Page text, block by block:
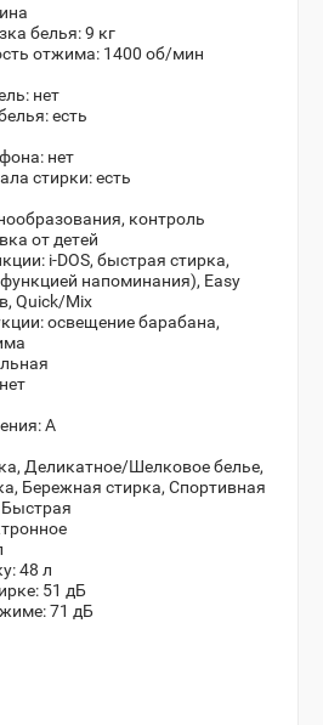
белья:9 кг
отжима: 1400 об/мин
нет
есть
нет
стирки:есть
контроль
от детей
i-DOS, быстрая стирка,
напоминания), Easy
Quick/Mix
освещение барабана,
нет
А
Деликатное/Шелковое белье,
Бережная стирка, Спортивная
48 л
51 дБ
71 дБ